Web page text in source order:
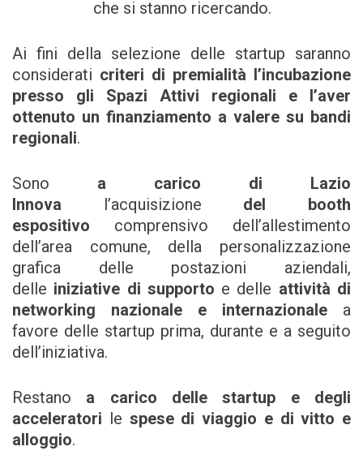
che si stanno ricercando.
Ai fini della selezione delle startup saranno
considerati criteri di premialità l’incubazione
presso gli Spazi Attivi regionali e l’aver
ottenuto un finanziamento a valere su bandi
regionali.
Sono a carico di Lazio
Innova l’acquisizione del booth
espositivo comprensivo dell’allestimento
dell’area comune, della personalizzazione
grafica delle postazioni aziendali,
delle iniziative di supporto e delle attività di
networking nazionale e internazionale a
favore delle startup prima, durante e a seguito
dell’iniziativa.
Restano a carico delle startup e degli
acceleratori le spese di viaggio e di vitto e
alloggio.